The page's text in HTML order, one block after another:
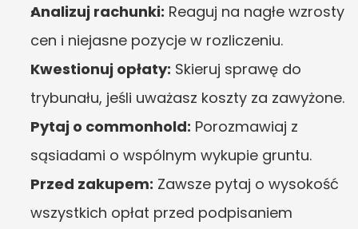
Analizuj rachunki: Reaguj na nagłe wzrosty
cen i niejasne pozycje w rozliczeniu.
Kwestionuj opłaty: Skieruj sprawę do
trybunału, jeśli uważasz koszty za zawyżone.
Pytaj o commonhold: Porozmawiaj z
sąsiadami o wspólnym wykupie gruntu.
Przed zakupem: Zawsze pytaj o wysokość
wszystkich opłat przed podpisaniem